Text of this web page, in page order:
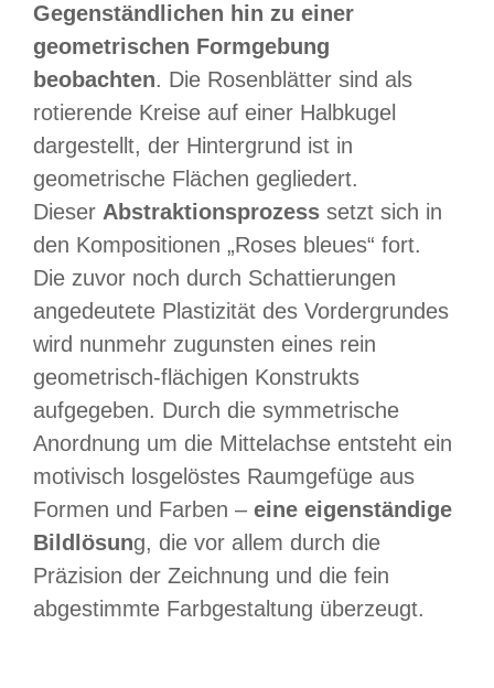
Gegenständlichen hin zu einer
geometrischen Formgebung
beobachten. Die Rosenblätter sind als
rotierende Kreise auf einer Halbkugel
dargestellt, der Hintergrund ist in
geometrische Flächen gegliedert.
Dieser Abstraktionsprozess setzt sich in
den Kompositionen „Roses bleues“ fort.
Die zuvor noch durch Schattierungen
angedeutete Plastizität des Vordergrundes
wird nunmehr zugunsten eines rein
geometrisch-flächigen Konstrukts
aufgegeben. Durch die symmetrische
Anordnung um die Mittelachse entsteht ein
motivisch losgelöstes Raumgefüge aus
Formen und Farben – eine eigenständige
Bildlösung, die vor allem durch die
Präzision der Zeichnung und die fein
abgestimmte Farbgestaltung überzeugt.